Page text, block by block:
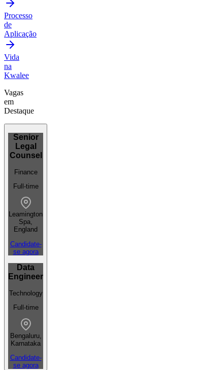
Processo
de
Aplicação
Vida
na
Kwalee
Vagas
em
Destaque
Senior
Legal
Counsel
Finance
Full-time
Leamington
Spa,
England
Candidate-
se agora
Data
Engineer
Technology
Full-time
Bengaluru,
Karnataka
Candidate-
se agora